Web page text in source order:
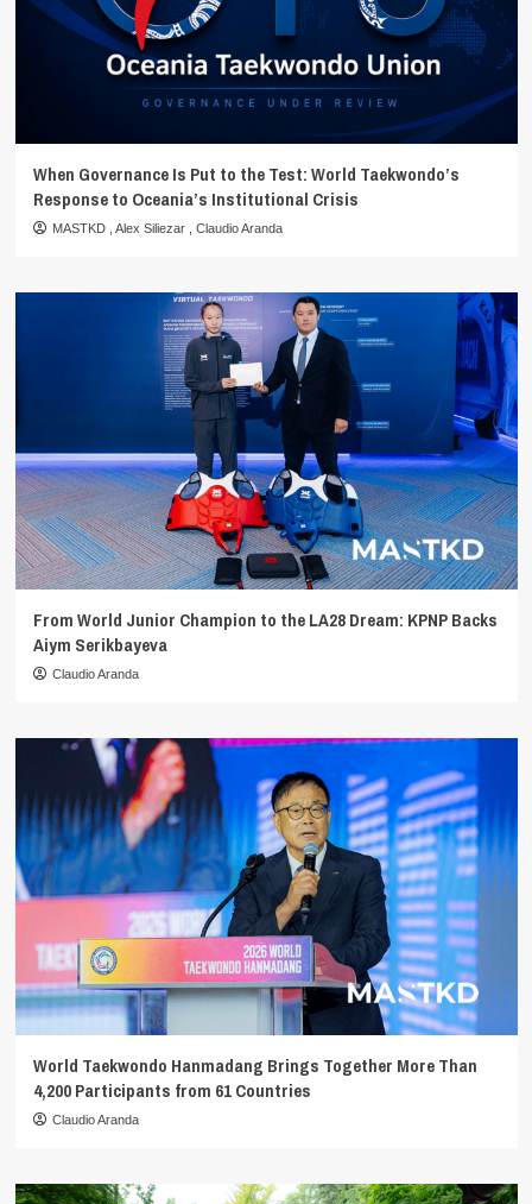
When Governance Is Put to the Test: World Taekwondo’s
Response to Oceania’s Institutional Crisis
MASTKD Alex Siliezar Claudio Aranda
From World Junior Champion to the LA28 Dream: KPNP Backs
Aiym Serikbayeva
Claudio Aranda
World Taekwondo Hanmadang Brings Together More Than
4,200 Participants from 61 Countries
Claudio Aranda